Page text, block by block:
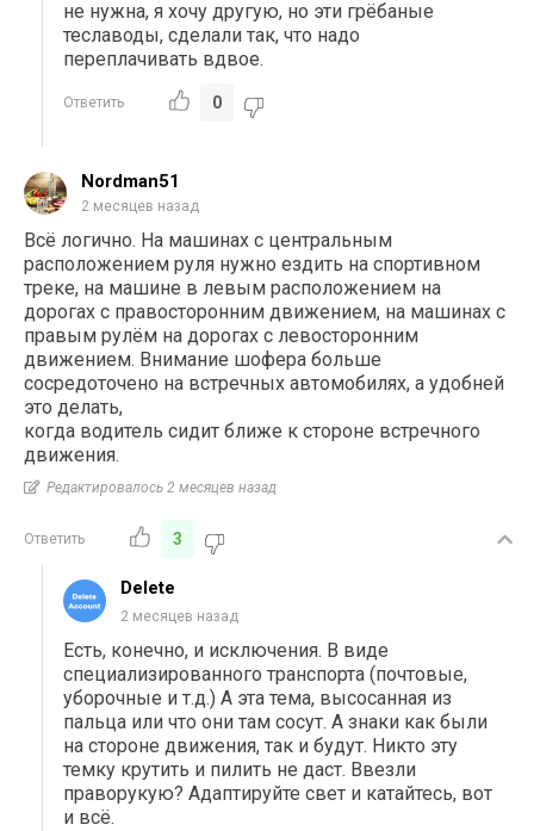
не нужна, я хочу другую, но эти грёбаные
теславоды, сделали так, что надо
переплачивать вдвое.
Ответить 0
Nordman51
2 месяцев назад
Всё логично. На машинах с центральным
расположением руля нужно ездить на спортивном
треке, на машине в левым расположением на
дорогах с правосторонним движением, на машинах с
правым рулём на дорогах с левосторонним
движением. Внимание шофера больше
сосредоточено на встречных автомобилях, а удобней
это делать,
когда водитель сидит ближе к стороне встречного
движения.
Редактировалось 2 месяцев назад
Ответить 3
Delete
2 месяцев назад
Есть, конечно, и исключения. В виде
специализированного транспорта (почтовые,
уборочные и т.д.) А эта тема, высосанная из
пальца или что они там сосут. А знаки как были
на стороне движения, так и будут. Никто эту
темку крутить и пилить не даст. Ввезли
праворукую? Адаптируйте свет и катайтесь, вот
и всё.